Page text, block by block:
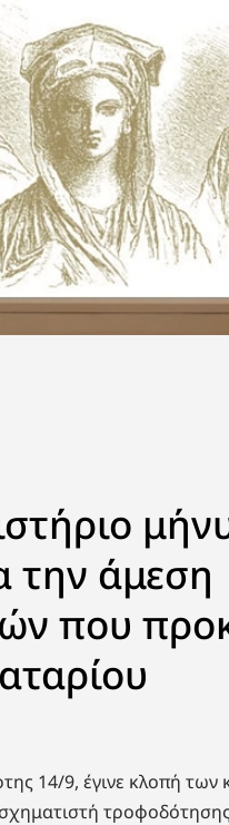
την άμεση
που
14/9, έγινε κλοπή των